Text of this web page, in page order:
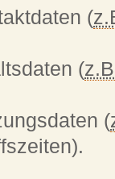
(
(
(